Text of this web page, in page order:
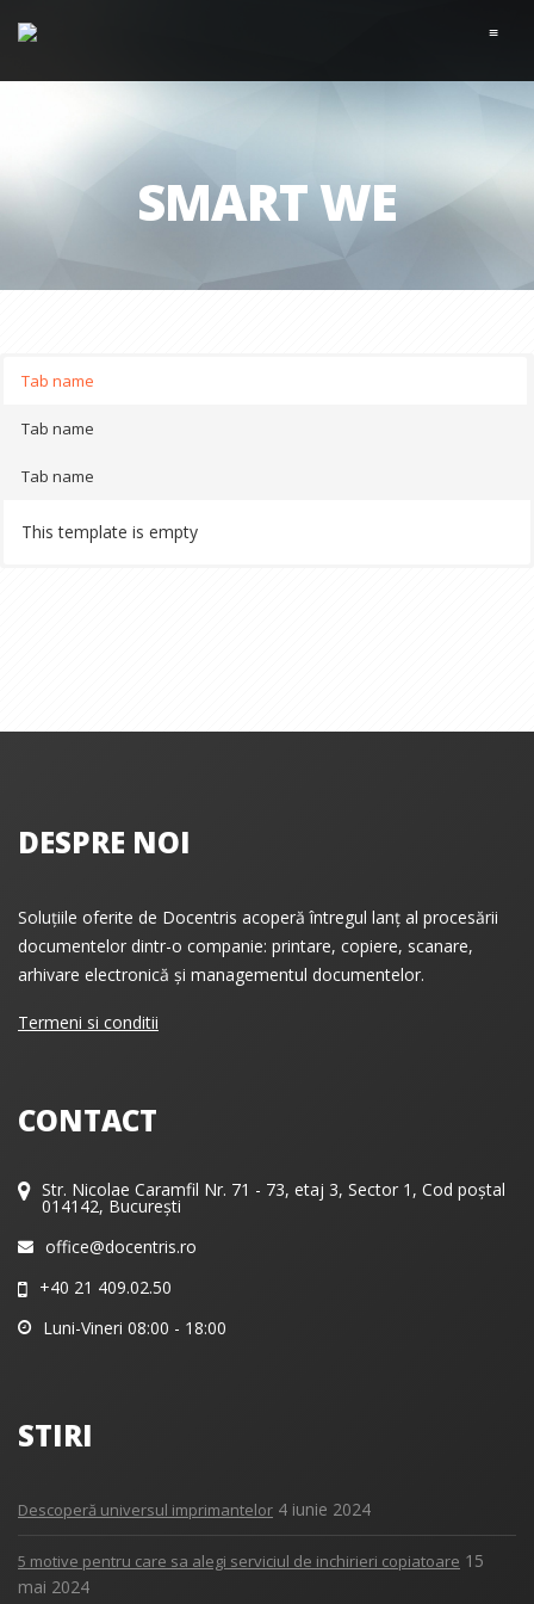
≡
SMART WE
Tab name
Tab name
Tab name
This template is empty
DESPRE NOI
Soluțiile oferite de Docentris acoperă întregul lanț al procesării
documentelor dintr-o companie: printare, copiere, scanare,
arhivare electronică și managementul documentelor.
Termeni si conditii
CONTACT
Str. Nicolae Caramfil Nr. 71 - 73, etaj 3, Sector 1, Cod poștal
014142, București
office@docentris.ro
+40 21 409.02.50
Luni-Vineri 08:00 - 18:00
STIRI
Descoperă universul imprimantelor 4 iunie 2024
5 motive pentru care sa alegi serviciul de inchirieri copiatoare 15
mai 2024